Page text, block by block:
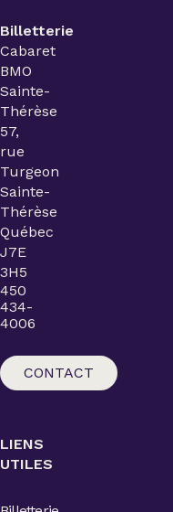
Billetterie
Cabaret
BMO
Sainte-
Thérèse
57,
rue
Turgeon
Sainte-
Thérèse
Québec
J7E
3H5
450
434-
4006
CONTACT
LIENS
UTILES